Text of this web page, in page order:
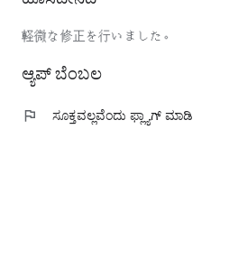
軽微な修正を行いました。
ಆ್ಯಪ್ ಬೆಂಬಲ
flag ಸೂಕ್ತವಲ್ಲವೆಂದು ಫ್ಲ್ಯಾಗ್‌‌ ಮಾಡಿ